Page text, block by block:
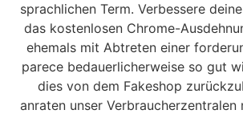
sprachlichen Term. Verbessere
das kostenlosen Chrome-
ehemals mit Abtreten einer
parece bedauerlicherweise so gut
dies von dem Fakeshop
anraten unser Verbraucherzentralen